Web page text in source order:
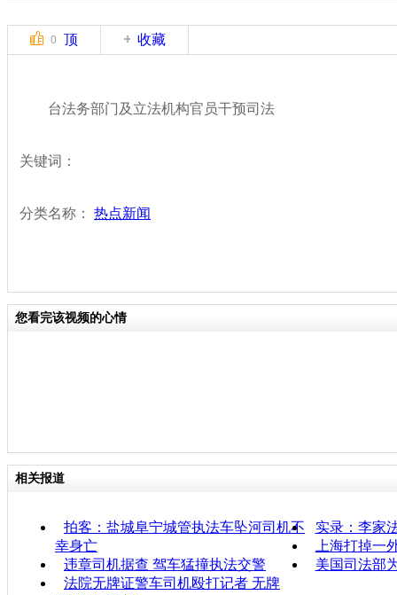
0 顶 收藏
台法务部门及立法机构官员干预司法
关键词：
分类名称： 热点新闻
您看完该视频的心情
相关报道
拍客：盐城阜宁城管执法车坠河司机不
幸身亡
实录：李家
上海打掉一
违章司机据查 驾车猛撞执法交警
美国司法部
法院无牌证警车司机殴打记者 无牌